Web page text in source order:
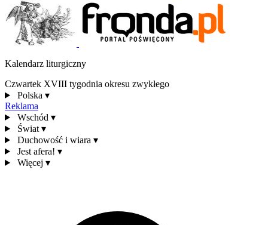
Kalendarz liturgiczny
Czwartek XVIII tygodnia okresu zwykłego
Polska ▾
Reklama
Wschód ▾
Świat ▾
Duchowość i wiara ▾
Jest afera! ▾
Więcej ▾